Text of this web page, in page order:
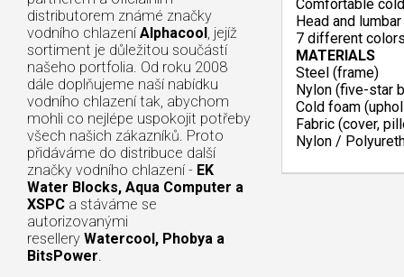
distributorem známé značky
vodního chlazení Alphacool, jejíž
sortiment je důležitou součástí
našeho portfolia. Od roku 2008
dále doplňujeme naší nabídku
vodního chlazení tak, abychom
mohli co nejlépe uspokojit potřeby
všech našich zákazníků. Proto
přidáváme do distribuce další
značky vodního chlazení - EK
Water Blocks, Aqua Computer a
XSPC a stáváme se
autorizovanými
resellery Watercool, Phobya a
BitsPower.
Comfortable
Head and
7 different
MATERIALS
Steel (frame)
Nylon (five-star
Cold foam
Fabric (cover,
Nylon /